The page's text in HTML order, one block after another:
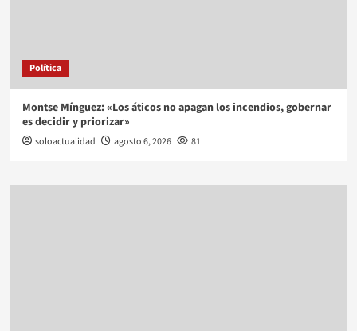
Política
Montse Mínguez: «Los áticos no apagan los incendios, gobernar
es decidir y priorizar»
soloactualidad agosto 6, 2026 81